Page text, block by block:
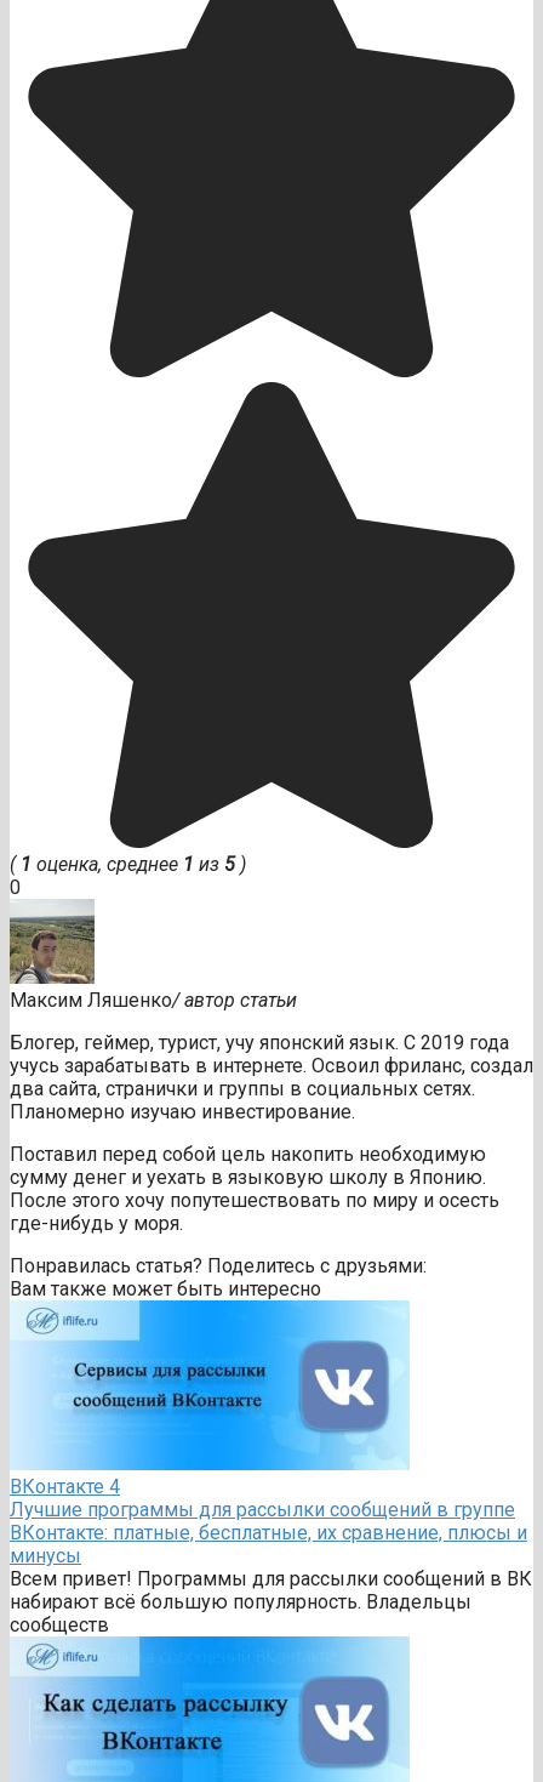
( 1 оценка, среднее 1 из 5)
0
Максим Ляшенко/ автор статьи
Блогер, геймер, турист, учу японский язык. С 2019 года
учусь зарабатывать в интернете. Освоил фриланс, создал
два сайта, странички и группы в социальных сетях.
Планомерно изучаю инвестирование.
Поставил перед собой цель накопить необходимую
сумму денег и уехать в языковую школу в Японию.
После этого хочу попутешествовать по миру и осесть
где-нибудь у моря.
Понравилась статья? Поделитесь с друзьями:
Вам также может быть интересно
ВКонтакте 4
Лучшие программы для рассылки сообщений в группе
ВКонтакте: платные, бесплатные, их сравнение, плюсы и
минусы
Всем привет! Программы для рассылки сообщений в ВК
набирают всё большую популярность. Владельцы
сообществ